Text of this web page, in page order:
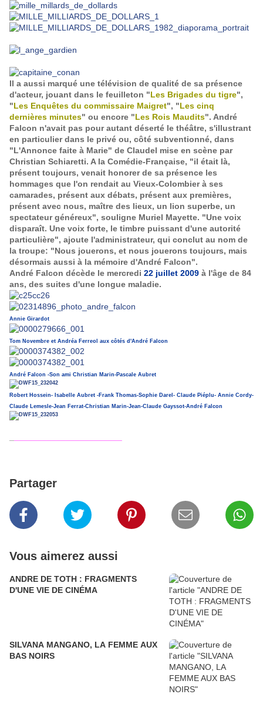
Il a aussi marqué une télévision de qualité de sa présence
d'acteur, jouant dans le feuilleton "Les Brigades du tigre",
"Les Enquêtes du commissaire Maigret", "Les cinq
dernières minutes" ou encore "Les Rois Maudits". André
Falcon n'avait pas pour autant déserté le théâtre, s'illustrant
en particulier dans le privé ou, côté subventionné, dans
"L'Annonce faite à Marie" de Claudel mise en scène par
Christian Schiaretti. A la Comédie-Française, "il était là,
présent toujours, venait honorer de sa présence les
hommages que l'on rendait au Vieux-Colombier à ses
camarades, présent aux débats, présent aux premières,
présent avec nous, maître des lieux, un lion superbe, un
spectateur généreux", souligne Muriel Mayette. "Une voix
disparaît. Une voix forte, le timbre puissant d'une autorité
particulière", ajoute l'administrateur, qui conclut au nom de
la troupe: "Nous jouerons, et nous jouerons toujours, mais
désormais aussi à la mémoire d'André Falcon".
André Falcon décède le mercredi 22 juillet 2009 à l'âge de 84
ans, des suites d'une longue maladie.
Annie Girardot
Tom Novembre et Andréa Ferreol aux côtés d'André Falcon
André Falcon -Son ami Christian Marin-Pascale Aubret
Robert Hossein- Isabelle Aubret -Frank Thomas-Sophie Darel- Claude Piéplu- Annie Cordy-
Claude Lemesle-Jean Ferrat-Christian Marin-Jean-Claude Gayssot-André Falcon
Partager
Vous aimerez aussi
ANDRE DE TOTH : FRAGMENTS
D'UNE VIE DE CINÉMA
SILVANA MANGANO, LA FEMME AUX
BAS NOIRS